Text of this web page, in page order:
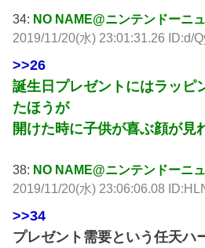
34: NO NAME@ニンテンドーニ
2019/11/20(水) 23:01:31.26 ID:d/
>>26
誕生日プレゼントにはラッピ
たほうが
開けた時に子供が喜ぶ顔が見
38: NO NAME@ニンテンドーニ
2019/11/20(水) 23:06:06.08
>>34
プレゼント需要という任天ハ